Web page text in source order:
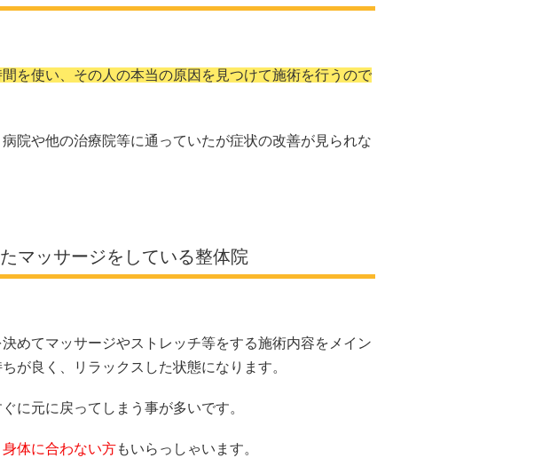
を使い、その人の本当の原因を見つけて施術を行うので
院や他の治療院等に通っていたが症状の改善が見られな
マッサージをしている整体院
めてマッサージやストレッチ等をする施術内容をメイン
が良く、リラックスした状態になります。
に元に戻ってしまう事が多いです。
体に合わない方もいらっしゃいます。